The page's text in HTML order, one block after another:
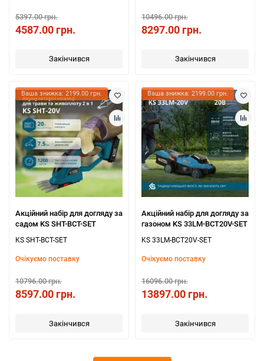
5397.00 грн.
4587.00 грн.
Закінчився
10496.00 грн.
8297.00 грн.
Закінчився
Ваша знижка: 2199.00 грн.
Акційний набір для догляду за
садом KS SHT-BCT-SET
KS SHT-BCT-SET
Очікуємо поставку
10796.00 грн.
8597.00 грн.
Закінчився
Ваша знижка: 2199.00 грн.
Акційний набір для догляду за
газоном KS 33LM-BCT20V-SET
KS 33LM-BCT20V-SET
Очікуємо поставку
16096.00 грн.
13897.00 грн.
Закінчився